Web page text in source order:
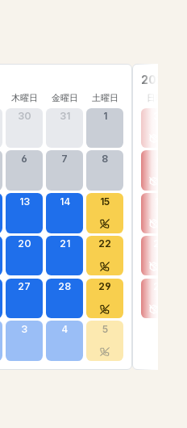
木曜日 金曜日 土曜日
30 31 1
6 7 8
13 14 15
20 21 22
27 28 29
3 4 5
2026年
日曜日